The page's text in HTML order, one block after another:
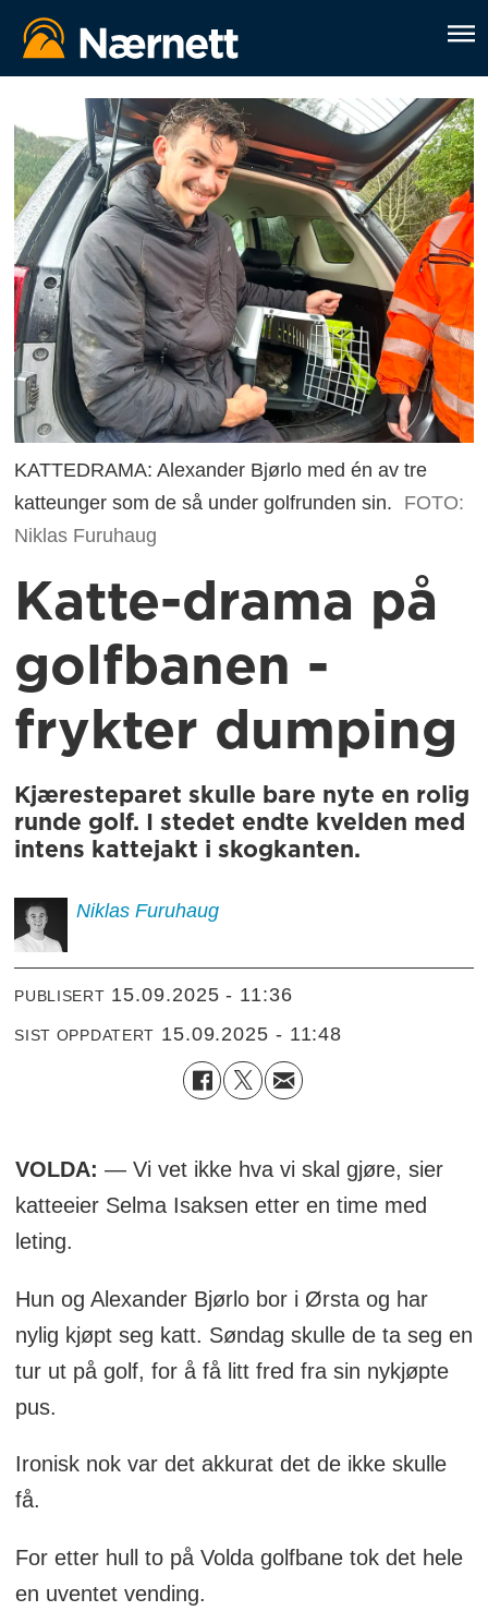
KATTEDRAMA: Alexander Bjørlo med én av tre
katteunger som de så under golfrunden sin.
FOTO:
Niklas Furuhaug
Katte-drama på
golfbanen -
frykter dumping
Kjæresteparet skulle bare nyte en rolig
runde golf. I stedet endte kvelden med
intens kattejakt i skogkanten.
Niklas Furuhaug
PUBLISERT 15.09.2025 - 11:36
SIST OPPDATERT 15.09.2025 - 11:48
VOLDA: — Vi vet ikke hva vi skal gjøre, sier
katteeier Selma Isaksen etter en time med
leting.
Hun og Alexander Bjørlo bor i Ørsta og har
nylig kjøpt seg katt. Søndag skulle de ta seg en
tur ut på golf, for å få litt fred fra sin nykjøpte
pus.
Ironisk nok var det akkurat det de ikke skulle
få.
For etter hull to på Volda golfbane tok det hele
en uventet vending.